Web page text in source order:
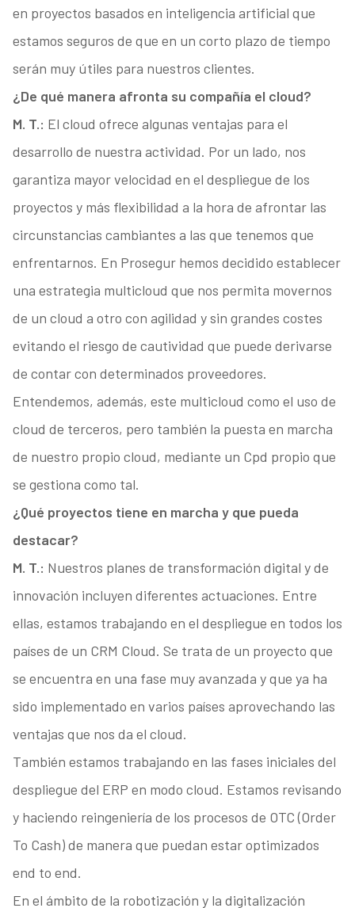
en proyectos basados en inteligencia artificial que
estamos seguros de que en un corto plazo de tiempo
serán muy útiles para nuestros clientes.
¿De qué manera afronta su compañía el cloud?
M. T.: El cloud ofrece algunas ventajas para el
desarrollo de nuestra actividad. Por un lado, nos
garantiza mayor velocidad en el despliegue de los
proyectos y más flexibilidad a la hora de afrontar las
circunstancias cambiantes a las que tenemos que
enfrentarnos. En Prosegur hemos decidido establecer
una estrategia multicloud que nos permita movernos
de un cloud a otro con agilidad y sin grandes costes
evitando el riesgo de cautividad que puede derivarse
de contar con determinados proveedores.
Entendemos, además, este multicloud como el uso de
cloud de terceros, pero también la puesta en marcha
de nuestro propio cloud, mediante un Cpd propio que
se gestiona como tal.
¿Qué proyectos tiene en marcha y que pueda
destacar?
M. T.: Nuestros planes de transformación digital y de
innovación incluyen diferentes actuaciones. Entre
ellas, estamos trabajando en el despliegue en todos los
países de un CRM Cloud. Se trata de un proyecto que
se encuentra en una fase muy avanzada y que ya ha
sido implementado en varios países aprovechando las
ventajas que nos da el cloud.
También estamos trabajando en las fases iniciales del
despliegue del ERP en modo cloud. Estamos revisando
y haciendo reingeniería de los procesos de OTC (Order
To Cash) de manera que puedan estar optimizados
end to end.
En el ámbito de la robotización y la digitalización